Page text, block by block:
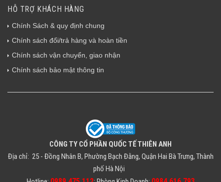
HỖ TRỢ KHÁCH HÀNG
Chính Sách & quy định chung
Chính sách đổi/trả hàng và hoàn tiền
Chính sách vận chuyển, giao nhận
Chính sách bảo mật thông tin
CÔNG TY CỔ PHẦN QUỐC TẾ THIÊN ANH
Địa chỉ: 25 - Đồng Nhân B, Phường Bạch Đằng, Quận Hai Bà Trưng, Thành
phố Hà Nội